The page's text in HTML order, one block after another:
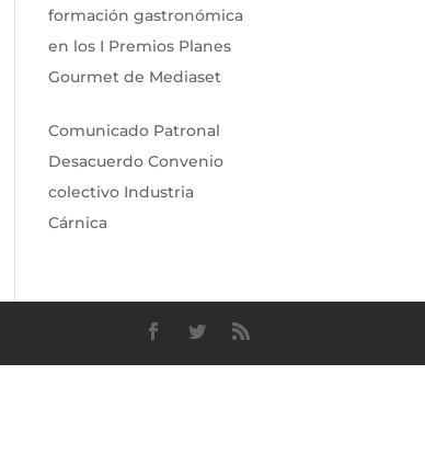
formación gastronómica
en los I Premios Planes
Gourmet de Mediaset
Comunicado Patronal
Desacuerdo Convenio
colectivo Industria
Cárnica